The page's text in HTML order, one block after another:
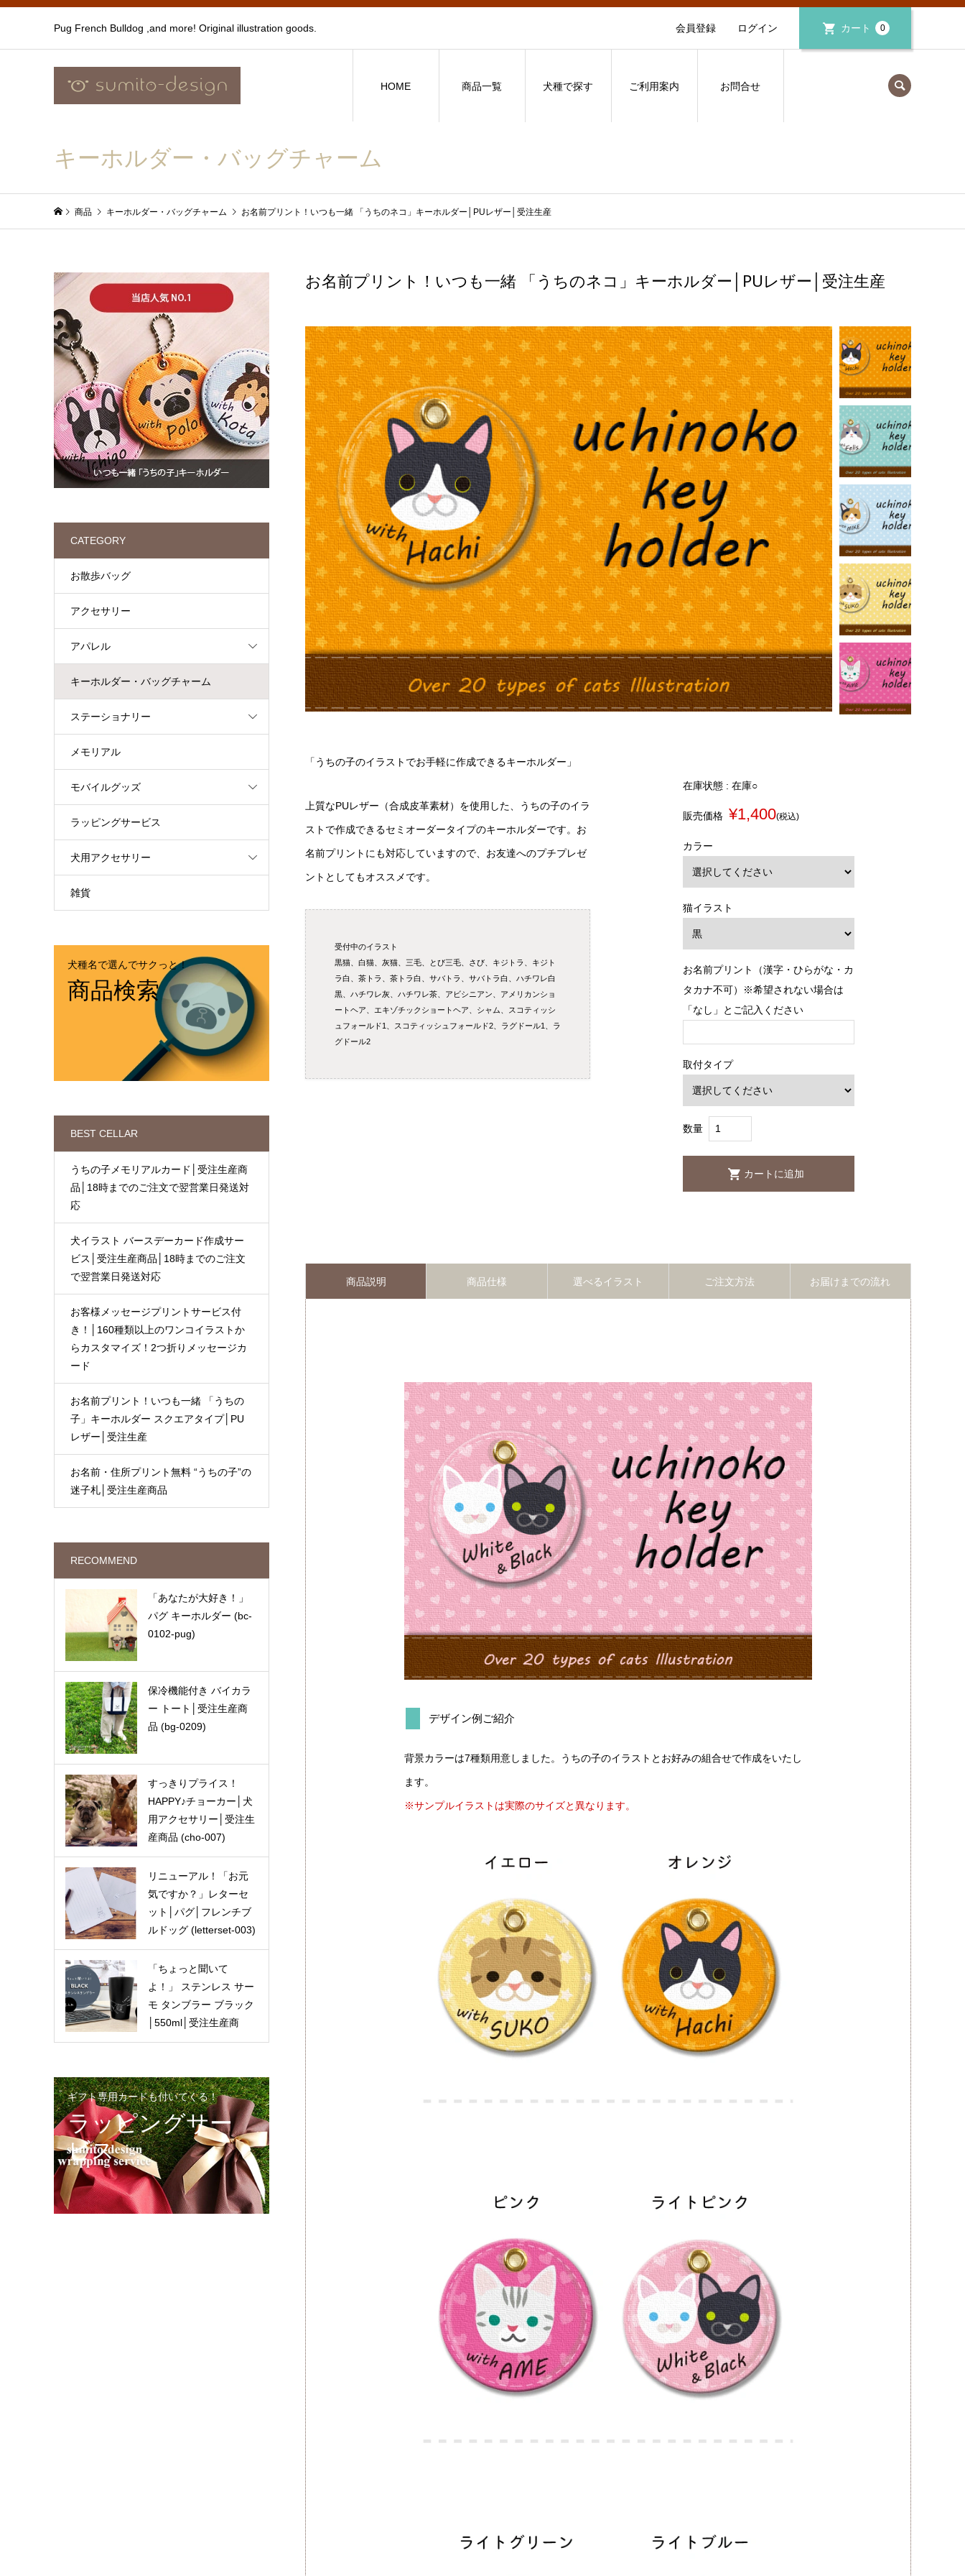
Pug French Bulldog ,and more! Original illustration goods. 会員登録 ログイン カート 0
HOME 商品一覧 犬種で探す ご利用案内 お問合せ
キーホルダー・バッグチャーム
商品 キーホルダー・バッグチャーム お名前プリント！いつも一緒 「うちのネコ」キーホルダー│PUレザー│受注生産
お名前プリント！いつも一緒 「うちのネコ」キーホルダー│PUレザー│受注生産
「うちの子のイラストでお手軽に作成できるキーホルダー」
上質なPUレザー（合成皮革素材）を使用した、うちの子のイラ
ストで作成できるセミオーダータイプのキーホルダーです。お
名前プリントにも対応していますので、お友達へのプチプレゼ
ントとしてもオススメです。
受付中のイラスト
黒猫、白猫、灰猫、三毛、とび三毛、さび、キジトラ、キジト
ラ白、茶トラ、茶トラ白、サバトラ、サバトラ白、ハチワレ白
黒、ハチワレ灰、ハチワレ茶、アビシニアン、アメリカンショ
ートヘア、エキゾチックショートヘア、シャム、スコティッシ
ュフォールド1、スコティッシュフォールド2、ラグドール1、ラ
グドール2
在庫状態 : 在庫○
販売価格 ¥1,400(税込)
カラー
猫イラスト
お名前プリント（漢字・ひらがな・カ
タカナ不可）※希望されない場合は
「なし」とご記入ください
取付タイプ
数量
商品説明 商品仕様 選べるイラスト ご注文方法 お届けまでの流れ
デザイン例ご紹介
背景カラーは7種類用意しました。うちの子のイラストとお好みの組合せで作成をいたし
ます。
※サンプルイラストは実際のサイズと異なります。
CATEGORY
お散歩バッグ
アクセサリー
アパレル
キーホルダー・バッグチャーム
ステーショナリー
メモリアル
モバイルグッズ
ラッピングサービス
犬用アクセサリー
雑貨
犬種名で選んでサクっと！
商品検索
BEST CELLAR
うちの子メモリアルカード│受注生産商
品│18時までのご注文で翌営業日発送対
応
犬イラスト バースデーカード作成サー
ビス│受注生産商品│18時までのご注文
で翌営業日発送対応
お客様メッセージプリントサービス付
き！│160種類以上のワンコイラストか
らカスタマイズ！2つ折りメッセージカ
ード
お名前プリント！いつも一緒 「うちの
子」キーホルダー スクエアタイプ│PU
レザー│受注生産
お名前・住所プリント無料 “うちの子”の
迷子札│受注生産商品
RECOMMEND
「あなたが大好き！」
パグ キーホルダー (bc-
0102-pug)
保冷機能付き バイカラ
ー トート│受注生産商
品 (bg-0209)
すっきりプライス！
HAPPY♪チョーカー│犬
用アクセサリー│受注生
産商品 (cho-007)
リニューアル！「お元
気ですか？」レターセ
ット│パグ│フレンチブ
ルドッグ (letterset-003)
「ちょっと聞いて
よ！」 ステンレス サー
モ タンブラー ブラック
│550ml│受注生産商
品 (stainless-tumbler-
ギフト専用カードも付いてくる！
ラッピングサー
ビス